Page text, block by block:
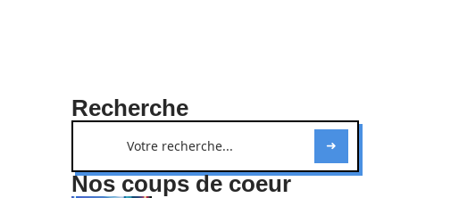
Recherche
Nos coups de coeur